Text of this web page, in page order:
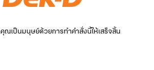
ณเป็นมนุษย์ด้วยการทำคำสั่งนี้ให้เสร็จสิ้น